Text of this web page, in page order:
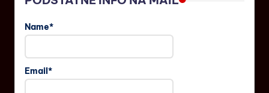
Name*
Email*